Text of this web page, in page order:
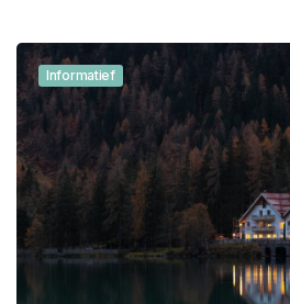
Informatief